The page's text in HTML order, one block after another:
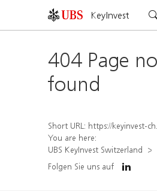
KeyInvest
404 Page
found
Short URL: https://keyinvest-ch.ubs.com/produkt/
You are here:
UBS KeyInvest Switzerland
Folgen Sie uns auf